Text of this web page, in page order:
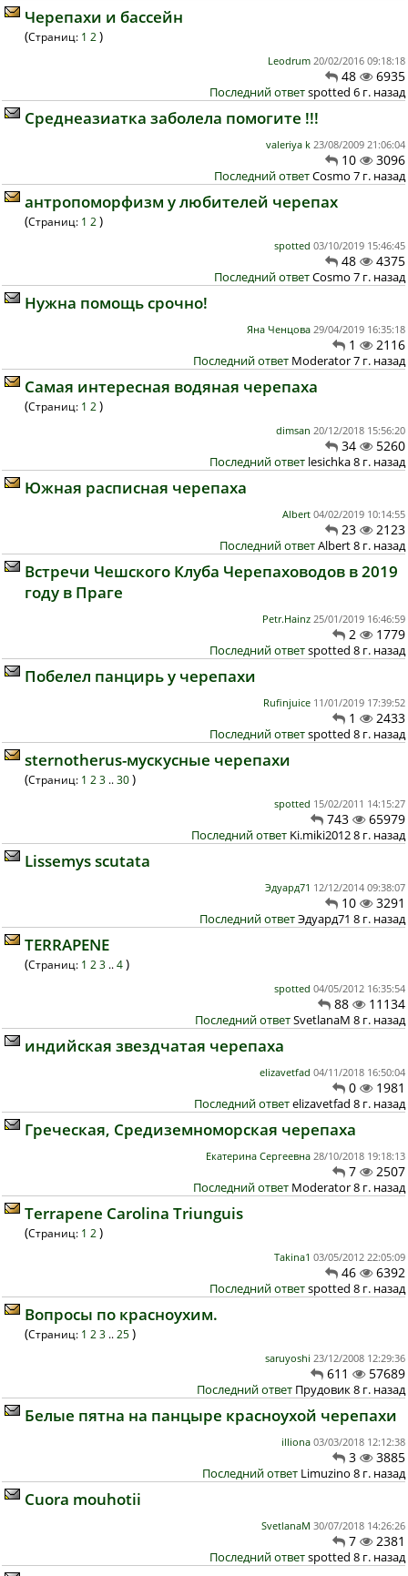
Черепахи и бассейн
(Страниц: 1 2 )
Leodrum 20/02/2016 09:18:18
48 6935
Последний ответspotted 6 г. назад
Среднеазиатка заболела помогите !!!
valeriya k 23/08/2009 21:06:04
10 3096
Последний ответCosmo 7 г. назад
антропоморфизм у любителей черепах
(Страниц: 1 2 )
spotted 03/10/2019 15:46:45
48 4375
Последний ответCosmo 7 г. назад
Нужна помощь срочно!
Яна Ченцова 29/04/2019 16:35:18
1 2116
Последний ответ Moderator 7 г. назад
Самая интересная водяная черепаха
(Страниц: 1 2 )
dimsan 20/12/2018 15:56:20
34 5260
Последний ответ lesichka 8 г. назад
Южная расписная черепаха
Albert 04/02/2019 10:14:55
23 2123
Последний ответAlbert 8 г. назад
Встречи Чешского Клуба Черепаховодов в 2019
году в Прагe
Petr.Hainz 25/01/2019 16:46:59
2 1779
Последний ответspotted 8 г. назад
Побелел панцирь у черепахи
Rufinjuice 11/01/2019 17:39:52
1 2433
Последний ответspotted 8 г. назад
sternotherus-мускусные черепахи
(Страниц: 1 2 3 .. 30 )
spotted 15/02/2011 14:15:27
743 65979
Последний ответ Ki.miki2012 8 г. назад
Lissemys scutata
Эдуард71 12/12/2014 09:38:07
10 3291
Последний ответЭдуард71 8 г. назад
TERRAPENE
(Страниц: 1 2 3 .. 4 )
spotted 04/05/2012 16:35:54
88 11134
Последний ответSvetlanaM 8 г. назад
индийская звездчатая черепаха
elizavetfad 04/11/2018 16:50:04
0 1981
Последний ответelizavetfad 8 г. назад
Греческая, Средиземноморская черепаха
Екатерина Сергеевна 28/10/2018 19:18:13
7 2507
Последний ответ Moderator 8 г. назад
Terrapene Carolina Triunguis
(Страниц: 1 2 )
Takina1 03/05/2012 22:05:09
46 6392
Последний ответspotted 8 г. назад
Вопросы по красноухим.
(Страниц: 1 2 3 .. 25 )
saruyoshi 23/12/2008 12:29:36
611 57689
Последний ответ Прудовик 8 г. назад
Белые пятна на панцыре красноухой черепахи
illiona 03/03/2018 12:12:38
3 3885
Последний ответ Limuzino 8 г. назад
Cuora mouhotii
SvetlanaM 30/07/2018 14:26:26
7 2381
Последний ответspotted 8 г. назад